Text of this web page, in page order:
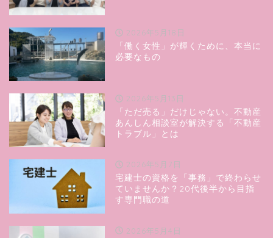
2026年5月18日
「働く女性」が輝くために、本当に
必要なもの
2026年5月13日
「ただ売る」だけじゃない。不動産
あんしん相談室が解決する「不動産
トラブル」とは
2026年5月7日
宅建士の資格を「事務」で終わらせ
ていませんか？20代後半から目指
す専門職の道
2026年5月4日